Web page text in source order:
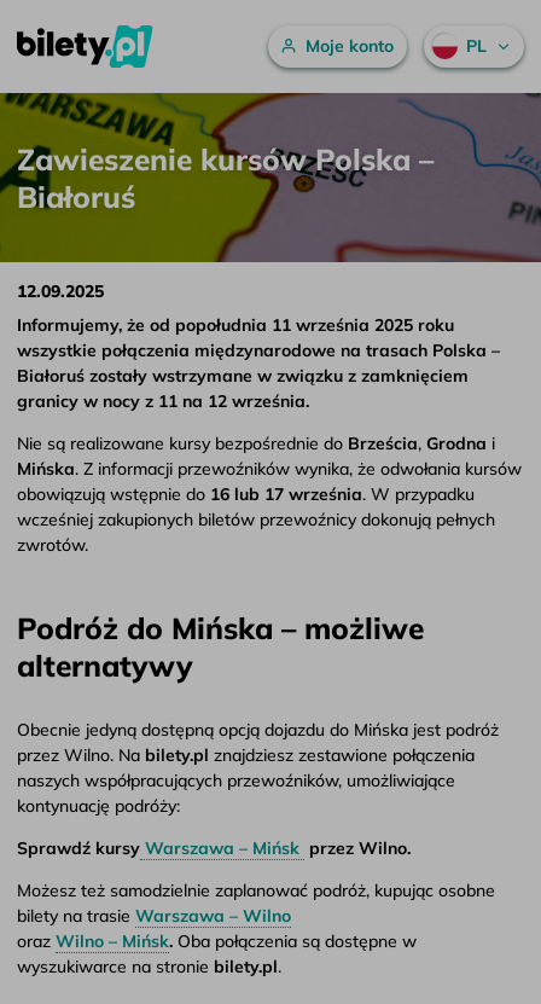
Przejdź do treści
Zawieszenie kursów Polska – Białoruś – bilety.pl
Menu główne
Moje konto PL
Zawieszenie kursów Polska –
Białoruś
12.09.2025
Informujemy, że od popołudnia 11 września 2025 roku
wszystkie połączenia międzynarodowe na trasach Polska –
Białoruś zostały wstrzymane w związku z zamknięciem
granicy w nocy z 11 na 12 września.
Nie są realizowane kursy bezpośrednie do Brześcia, Grodna i
Mińska. Z informacji przewoźników wynika, że odwołania kursów
obowiązują wstępnie do 16 lub 17 września. W przypadku
wcześniej zakupionych biletów przewoźnicy dokonują pełnych
zwrotów.
Podróż do Mińska – możliwe
alternatywy
Obecnie jedyną dostępną opcją dojazdu do Mińska jest podróż
przez Wilno. Na bilety.pl znajdziesz zestawione połączenia
naszych współpracujących przewoźników, umożliwiające
kontynuację podróży:
Sprawdź kursy Warszawa – Mińsk przez Wilno.
Możesz też samodzielnie zaplanować podróż, kupując osobne
bilety na trasie Warszawa – Wilno
oraz Wilno – Mińsk. Oba połączenia są dostępne w
wyszukiwarce na stronie bilety.pl.